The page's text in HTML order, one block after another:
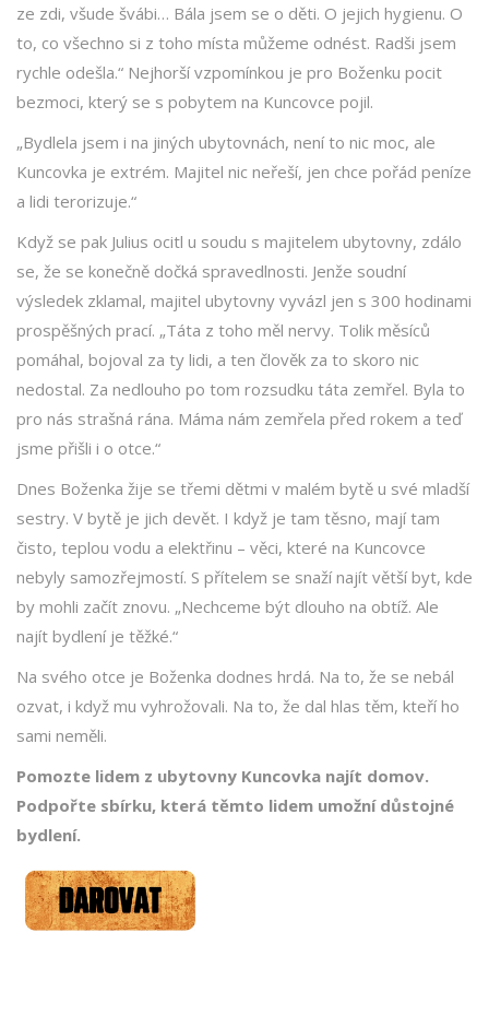
ze zdi, všude švábi… Bála jsem se o děti. O jejich hygienu. O
to, co všechno si z toho místa můžeme odnést. Radši jsem
rychle odešla.“ Nejhorší vzpomínkou je pro Boženku pocit
bezmoci, který se s pobytem na Kuncovce pojil.
„Bydlela jsem i na jiných ubytovnách, není to nic moc, ale
Kuncovka je extrém. Majitel nic neřeší, jen chce pořád peníze
a lidi terorizuje.“
Když se pak Julius ocitl u soudu s majitelem ubytovny, zdálo
se, že se konečně dočká spravedlnosti. Jenže soudní
výsledek zklamal, majitel ubytovny vyvázl jen s 300 hodinami
prospěšných prací. „Táta z toho měl nervy. Tolik měsíců
pomáhal, bojoval za ty lidi, a ten člověk za to skoro nic
nedostal. Za nedlouho po tom rozsudku táta zemřel. Byla to
pro nás strašná rána. Máma nám zemřela před rokem a teď
jsme přišli i o otce.“
Dnes Boženka žije se třemi dětmi v malém bytě u své mladší
sestry. V bytě je jich devět. I když je tam těsno, mají tam
čisto, teplou vodu a elektřinu – věci, které na Kuncovce
nebyly samozřejmostí. S přítelem se snaží najít větší byt, kde
by mohli začít znovu. „Nechceme být dlouho na obtíž. Ale
najít bydlení je těžké.“
Na svého otce je Boženka dodnes hrdá. Na to, že se nebál
ozvat, i když mu vyhrožovali. Na to, že dal hlas těm, kteří ho
sami neměli.
Pomozte lidem z ubytovny Kuncovka najít domov.
Podpořte sbírku, která těmto lidem umožní důstojné
bydlení.